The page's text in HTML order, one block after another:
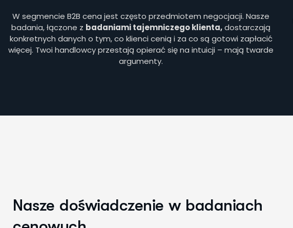
W segmencie B2B cena jest często przedmiotem negocjacji. Nasze
badania, łączone z badaniami tajemniczego klienta,dostarczają
konkretnych danych o tym, co klienci cenią i za co są gotowi zapłacić
więcej. Twoi handlowcy przestają opierać się na intuicji – mają twarde
argumenty.
Nasze doświadczenie w badaniach